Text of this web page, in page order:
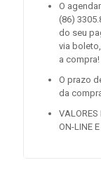
O
(86)
do seu
via
a compra!
O prazo
da
VALORES
ON-LINE